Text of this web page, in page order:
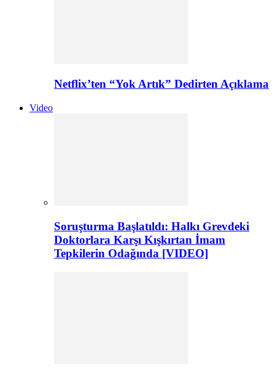
Netflix’ten “Yok Artık” Dedirten Açıklama
Video
Soruşturma Başlatıldı: Halkı Grevdeki
Doktorlara Karşı Kışkırtan İmam
Tepkilerin Odağında [VIDEO]